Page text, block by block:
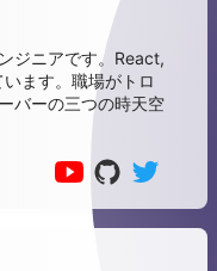
ジニアです。React,
ます。職場がトロ
バーの三つの時天空